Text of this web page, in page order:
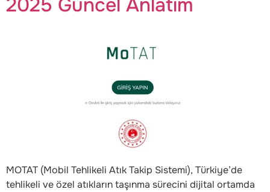
2025 Güncel Anlatım
MOTAT (Mobil Tehlikeli Atık Takip Sistemi), Türkiye’de
tehlikeli ve özel atıkların taşınma sürecini dijital ortamda